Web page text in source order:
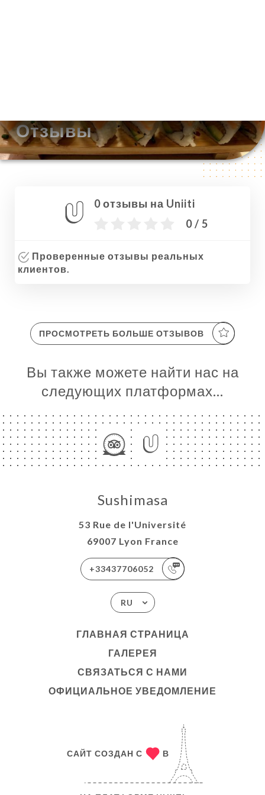
Отзывы
0 отзывы на Uniiti
0 / 5
Проверенные отзывы реальных
клиентов.
ПРОСМОТРЕТЬ БОЛЬШЕ ОТЗЫВОВ
Вы также можете найти нас на
следующих платформах…
Sushimasa
53 Rue de l'Université
69007 Lyon France
+33437706052
RU
ГЛАВНАЯ СТРАНИЦА
ГАЛЕРЕЯ
СВЯЗАТЬСЯ С НАМИ
ОФИЦИАЛЬНОЕ УВЕДОМЛЕНИЕ
САЙТ СОЗДАН С В